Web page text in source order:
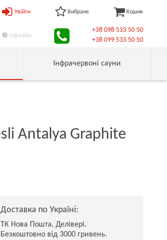
Увійти Вибране Кошик
Офлайн
+38 098 533 50 50
+38 099 533 50 50
Інфрачервоні сауни
Antalya Graphite
Доставка по Україні:
ТК Нова Пошта, Делівері.
Безкоштовно від 3000 гривень.